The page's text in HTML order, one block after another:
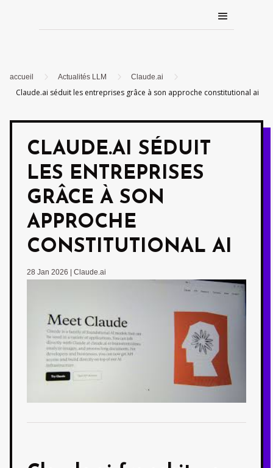
accueil 5 Actualités LLM 5 Claude.ai 5
Claude.ai séduit les entreprises grâce à son approche constitutional ai
CLAUDE.AI SÉDUIT
LES ENTREPRISES
GRÂCE À SON
APPROCHE
CONSTITUTIONAL AI
28 Jan 2026 Claude.ai